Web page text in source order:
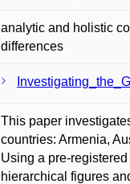
analytic and holistic
differences
This paper
countries: Armenia,
Using a pre-
hierarchical figures